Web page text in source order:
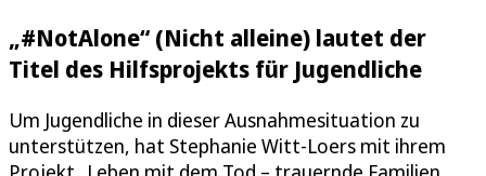
„#NotAlone“ (Nicht alleine) lautet der
Titel des Hilfsprojekts für Jugendliche
Um Jugendliche in dieser Ausnahmesituation zu
unterstützen, hat Stephanie Witt-Loers mit ihrem